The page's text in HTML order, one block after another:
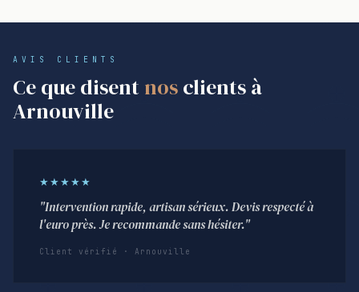
AVIS CLIENTS
Ce que disent nosclients à
Arnouville
★★★★★
"Intervention rapide, artisan sérieux. Devis respecté à
l'euro près. Je recommande sans hésiter."
Client vérifié · Arnouville